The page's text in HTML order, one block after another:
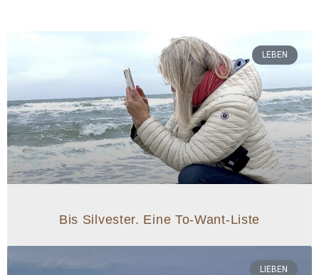
LEBEN
Bis Silvester. Eine To-Want-Liste
LIEBEN